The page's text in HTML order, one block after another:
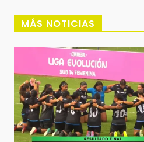
MÁS NOTICIAS